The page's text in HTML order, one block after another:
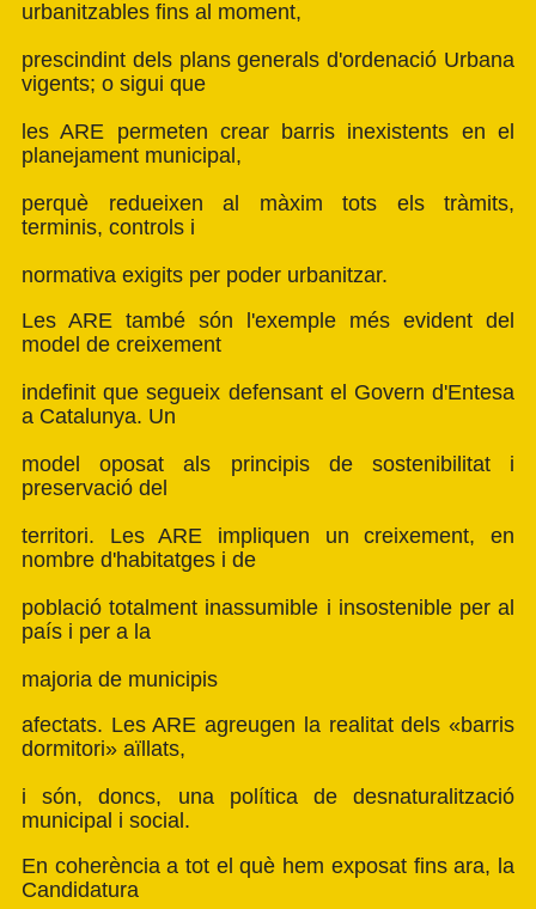
urbanitzables fins al moment,
prescindint dels plans generals d'ordenació Urbana
vigents; o sigui que
les ARE permeten crear barris inexistents en el
planejament municipal,
perquè redueixen al màxim tots els tràmits,
terminis, controls i
normativa exigits per poder urbanitzar.
Les ARE també són l'exemple més evident del
model de creixement
indefinit que segueix defensant el Govern d'Entesa
a Catalunya. Un
model oposat als principis de sostenibilitat i
preservació del
territori. Les ARE impliquen un creixement, en
nombre d'habitatges i de
població totalment inassumible i insostenible per al
país i per a la
majoria de municipis
afectats. Les ARE agreugen la realitat dels «barris
dormitori» aïllats,
i són, doncs, una política de desnaturalització
municipal i social.
En coherència a tot el què hem exposat fins ara, la
Candidatura